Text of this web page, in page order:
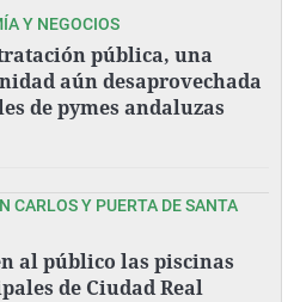
Y NEGOCIOS
pública, una
aún desaprovechada
de pymes andaluzas
CARLOS Y PUERTA DE SANTA
al público las piscinas
de Ciudad Real